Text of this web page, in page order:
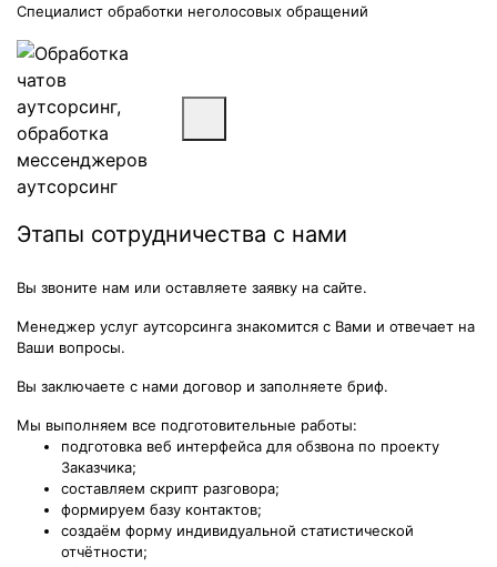
Специалист обработки неголосовых обращений
Этапы сотрудничества с нами
Вы звоните нам или оставляете заявку на сайте.
Менеджер услуг аутсорсинга знакомится с Вами и отвечает на
Ваши вопросы.
Вы заключаете с нами договор и заполняете бриф.
Мы выполняем все подготовительные работы:
подготовка веб интерфейса для обзвона по проекту
Заказчика;
составляем скрипт разговора;
формируем базу контактов;
создаём форму индивидуальной статистической
отчётности;